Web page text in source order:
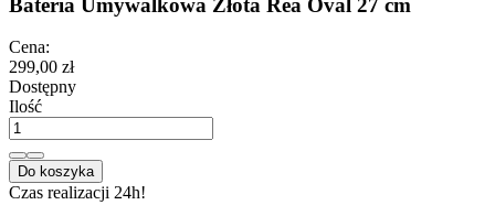
Bateria Umywalkowa Złota Rea Oval 27 cm
Cena:
299,00 zł
Dostępny
Ilość
Do koszyka
Czas realizacji 24h!